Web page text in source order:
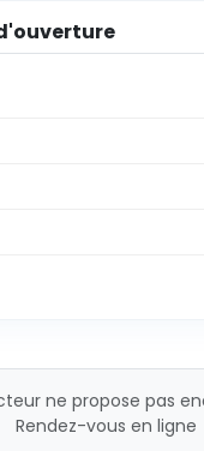
ne propose pas
Rendez-vous en ligne